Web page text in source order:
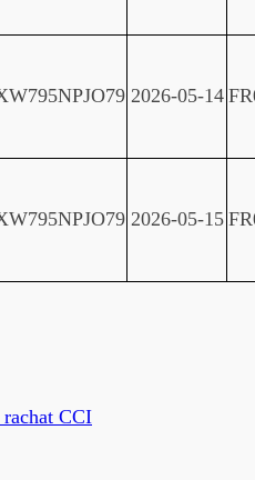
2026-05-14
2026-05-15
CCI